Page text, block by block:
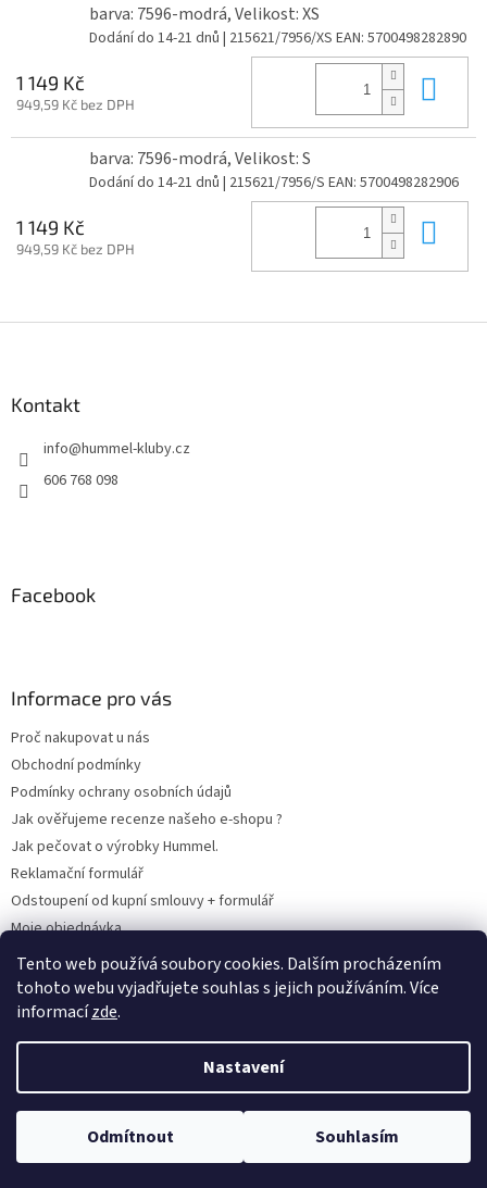
Tento web používá soubory cookies. Dalším procházením
tohoto webu vyjadřujete souhlas s jejich používáním. Více
informacízde.
Nastavení
Odmítnout Souhlasím
barva: 7596-modrá, Velikost: XS
Dodání do 14-21 dnů | 215621/7956/XS EAN: 5700498282890
1 149 Kč
949,59 Kč bez DPH
barva: 7596-modrá, Velikost: S
Dodání do 14-21 dnů | 215621/7956/S EAN: 5700498282906
1 149 Kč
949,59 Kč bez DPH
Kontakt
info@hummel-kluby.cz
606 768 098
Facebook
Informace pro vás
Proč nakupovat u nás
Obchodní podmínky
Podmínky ochrany osobních údajů
Jak ověřujeme recenze našeho e-shopu ?
Jak pečovat o výrobky Hummel.
Reklamační formulář
Odstoupení od kupní smlouvy + formulář
Moje objednávka
Odstoupení od smlouvy
Copyright 2026www.hummel-kluby.cz. Všechna práva vyhrazena.
Upravit nastavení cookies